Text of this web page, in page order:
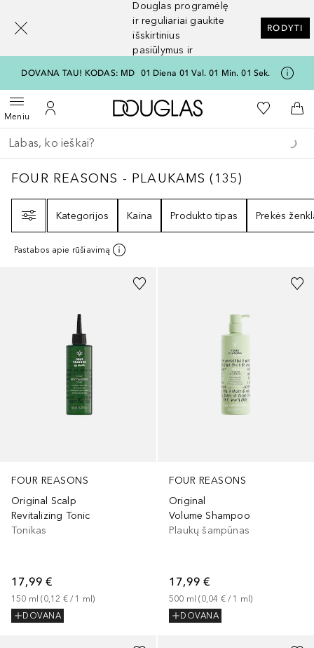
Douglas programėlę
ir reguliariai gaukite
išskirtinius
pasiūlymus ir
RODYTI
DOVANA TAU! KODAS: MD 01 Diena 01 Val. 01 Min. 01 Sek.
MeniuAtidaryti meniuĮ mano paskyrą
Į Douglas pagrindinį
Į mano
Į
Grįžk atgal
Vykdykite paiešką
FOUR REASONS - PLAUKAMS 135
FOUR REASONS - PLAUKAMS (135)
Kategorijos
Kaina Produkto tipas Prekės
Pastabos apie rūšiavimą
FOUR REASONS
Original Scalp
Revitalizing Tonic
Tonikas
17,99 €
150 ml (0,12 € / 1 ml)
DOVANA
FOUR REASONS
Original
Volume Shampoo
Plaukų šampūnas
17,99 €
500 ml (0,04 € / 1 ml)
DOVANA
[navigation.slideout.screenreader]